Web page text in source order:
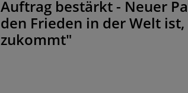
Auftrag bestärkt - Neuer
den Frieden in der Welt
zukommt"